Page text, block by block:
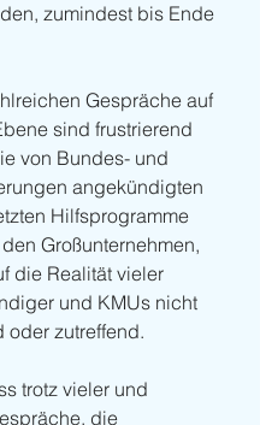
zumindest bis Ende
Gespräche auf
sind frustrierend
von Bundes- und
angekündigten
Hilfsprogramme
Großunternehmen,
die Realität vieler
und KMUs nicht
oder zutreffend.
trotz vieler und
die